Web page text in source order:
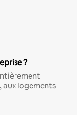
?
aux logements